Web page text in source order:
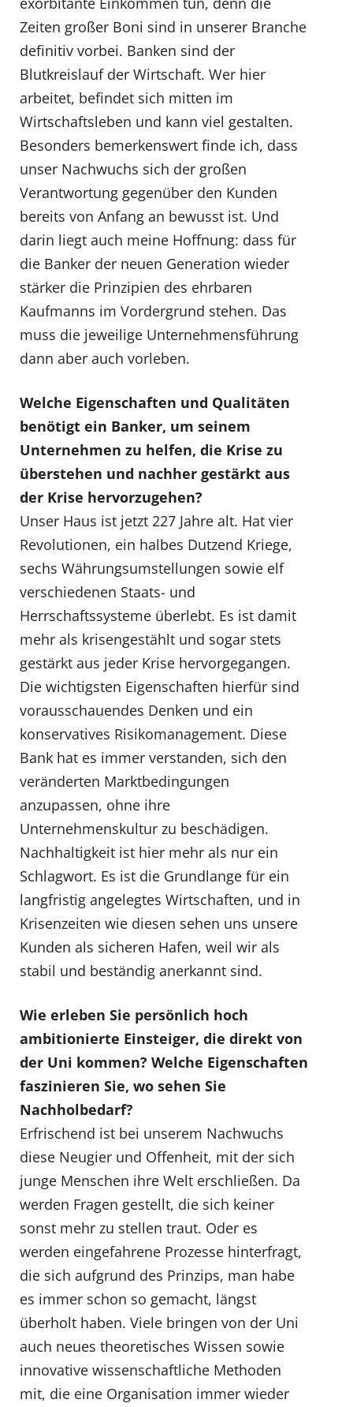
Zeiten großer Boni sind in unserer Branche
definitiv vorbei. Banken sind der
Blutkreislauf der Wirtschaft. Wer hier
arbeitet, befindet sich mitten im
Wirtschaftsleben und kann viel gestalten.
Besonders bemerkenswert finde ich, dass
unser Nachwuchs sich der großen
Verantwortung gegenüber den Kunden
bereits von Anfang an bewusst ist. Und
darin liegt auch meine Hoffnung: dass für
die Banker der neuen Generation wieder
stärker die Prinzipien des ehrbaren
Kaufmanns im Vordergrund stehen. Das
muss die jeweilige Unternehmensführung
dann aber auch vorleben.
Welche Eigenschaften und Qualitäten
benötigt ein Banker, um seinem
Unternehmen zu helfen, die Krise zu
überstehen und nachher gestärkt aus
der Krise hervorzugehen?
Unser Haus ist jetzt 227 Jahre alt. Hat vier
Revolutionen, ein halbes Dutzend Kriege,
sechs Währungsumstellungen sowie elf
verschiedenen Staats- und
Herrschaftssysteme überlebt. Es ist damit
mehr als krisengestählt und sogar stets
gestärkt aus jeder Krise hervorgegangen.
Die wichtigsten Eigenschaften hierfür sind
vorausschauendes Denken und ein
konservatives Risikomanagement. Diese
Bank hat es immer verstanden, sich den
veränderten Marktbedingungen
anzupassen, ohne ihre
Unternehmenskultur zu beschädigen.
Nachhaltigkeit ist hier mehr als nur ein
Schlagwort. Es ist die Grundlange für ein
langfristig angelegtes Wirtschaften, und in
Krisenzeiten wie diesen sehen uns unsere
Kunden als sicheren Hafen, weil wir als
stabil und beständig anerkannt sind.
Wie erleben Sie persönlich hoch
ambitionierte Einsteiger, die direkt von
der Uni kommen? Welche Eigenschaften
faszinieren Sie, wo sehen Sie
Nachholbedarf?
Erfrischend ist bei unserem Nachwuchs
diese Neugier und Offenheit, mit der sich
junge Menschen ihre Welt erschließen. Da
werden Fragen gestellt, die sich keiner
sonst mehr zu stellen traut. Oder es
werden eingefahrene Prozesse hinterfragt,
die sich aufgrund des Prinzips, man habe
es immer schon so gemacht, längst
überholt haben. Viele bringen von der Uni
auch neues theoretisches Wissen sowie
innovative wissenschaftliche Methoden
mit, die eine Organisation immer wieder